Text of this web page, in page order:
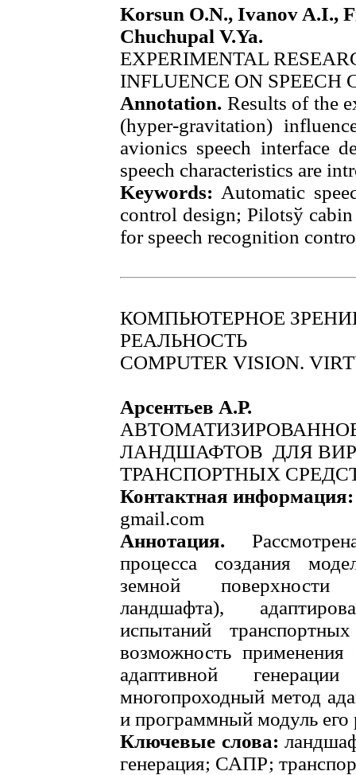
Korsun O.N., Ivanov A.I.,
Chuchupal V.Ya.
EXPERIMENTAL
INFLUENCE ON SPEECH
Annotation. Results of the
(hyper-gravitation)
avionics speech interface
speech characteristics are
Keywords: Аutomatic
control design; Pilotsў
for speech recognition
КОМПЬЮТЕРНОЕ
РЕАЛЬНОСТЬ
COMPUTER VISION.
Арсентьев А.Р.
ЛАНДШАФТОВ ДЛЯ
ТРАНСПОРТНЫХ
Контактная
gmail.com
Аннотация.
процесса создания
земной поверхности
ландшафта),
испытаний
возможность
адаптивной
многопроходный метод
и программный модуль
Ключевые слова:
генерация; САПР;